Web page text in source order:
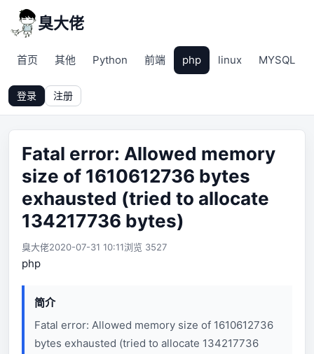
臭大佬
首页 其他 Python 前端 php linux MYSQL
登录 注册
Fatal error: Allowed memory
size of 1610612736 bytes
exhausted (tried to allocate
134217736 bytes)
臭大佬2020-07-31 10:11浏览 3527
php
简介
Fatal error: Allowed memory size of 1610612736
bytes exhausted (tried to allocate 134217736